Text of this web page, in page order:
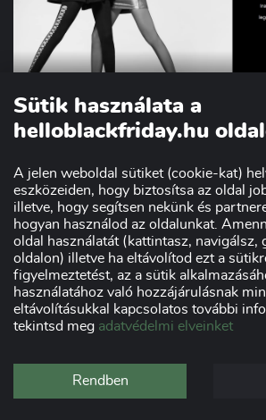
BLACK FRIDAY 2023 -
Sütik használata a
helloblackfriday.hu
A jelen weboldal sütiket (cookie-kat)
eszközeiden, hogy biztosítsa az oldal
illetve, hogy segítsen nekünk és
hogyan használod az oldalunkat.
oldal használatát (kattintasz, navigálsz,
oldalon) illetve ha eltávolítod ezt a
figyelmeztetést, az a sütik
használatához való hozzájárulásnak
eltávolításukkal kapcsolatos további
tekintsd meg adatvédelmi elveinket
Rendben